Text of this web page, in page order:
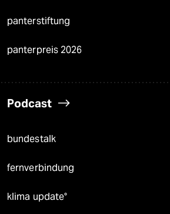
panterstiftung
panterpreis 2026
Podcast
bundestalk
fernverbindung
klima update°